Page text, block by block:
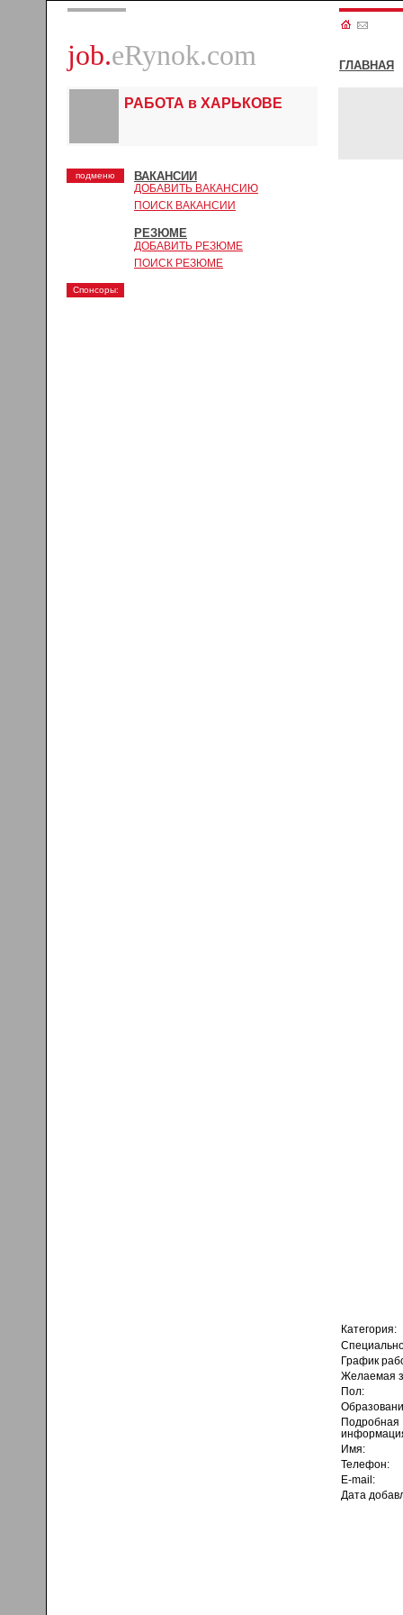
job.eRynok.com ГЛАВНАЯ
РАБОТА в ХАРЬКОВЕ
подменю ВАКАНСИИ
ДОБАВИТЬ ВАКАНСИЮ
ПОИСК ВАКАНСИИ
РЕЗЮМЕ
ДОБАВИТЬ РЕЗЮМЕ
ПОИСК РЕЗЮМЕ
Спонсоры:
Категория:
График
Желаемая
Пол:
Подробная
Имя:
Телефон:
E-mail:
Дата